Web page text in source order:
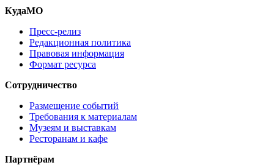
КудаМО
Пресс-релиз
Редакционная политика
Правовая информация
Формат ресурса
Сотрудничество
Размещение событий
Требования к материалам
Музеям и выставкам
Ресторанам и кафе
Партнёрам